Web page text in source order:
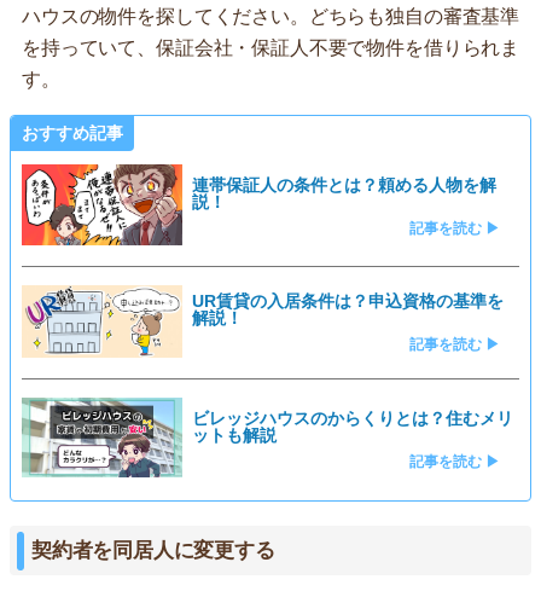
ハウスの物件を探してください。どちらも独自の審査基準
を持っていて、保証会社・保証人不要で物件を借りられま
す。
おすすめ記事
連帯保証人の条件とは？頼める人物を解
説！
記事を読む ▶
UR賃貸の入居条件は？申込資格の基準を
解説！
記事を読む ▶
ビレッジハウスのからくりとは？住むメリ
ットも解説
記事を読む ▶
契約者を同居人に変更する